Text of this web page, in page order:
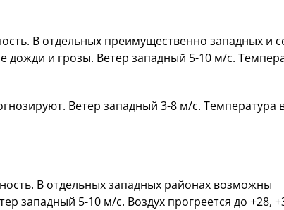
В отдельных преимущественно западных и
и грозы. Ветер западный 5-10 м/с.
Ветер западный 3-8 м/с. Температура
В отдельных западных районах возможны
западный 5-10 м/с. Воздух прогреется до +28,